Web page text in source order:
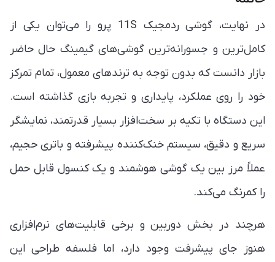
در نهایت، گوشی ردمجیک 11S پرو را می‌توان یکی از
کامل‌ترین و جسورانه‌ترین گوشی‌های گیمینگ حال حاضر
بازار دانست که بدون توجه به ترندهای معمول، تمام تمرکز
خود را روی عملکرد، پایداری و تجربه بازی گذاشته است.
این دستگاه با تکیه بر سخت‌افزار بسیار قدرتمند، نمایشگر
سریع و دقیق، سیستم خنک‌کننده پیشرفته و باتری حجیم،
عملاً مرز بین یک گوشی هوشمند و یک کنسول قابل حمل
را کمرنگ می‌کند.
هرچند در بخش دوربین و برخی قابلیت‌های نرم‌افزاری
هنوز جای پیشرفت وجود دارد، اما فلسفه طراحی این